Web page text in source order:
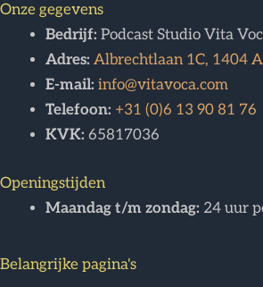
Onze gegevens
Bedrijf: Podcast Studio Vita
Adres: Albrechtlaan 1C, 1404
E-mail: info@vitavoca.com
Telefoon: +31 (0)6 13 90 81 76
KVK: 65817036
Openingstijden
Maandag t/m zondag: 24 uur
Belangrijke pagina's